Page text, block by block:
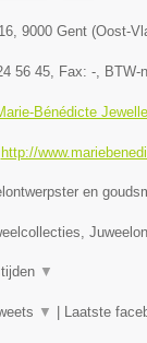
, 9000 Gent(Oost-
56 45, Fax: -, BTW-
Bénédicte
http://
en
▼
▼ Laatste